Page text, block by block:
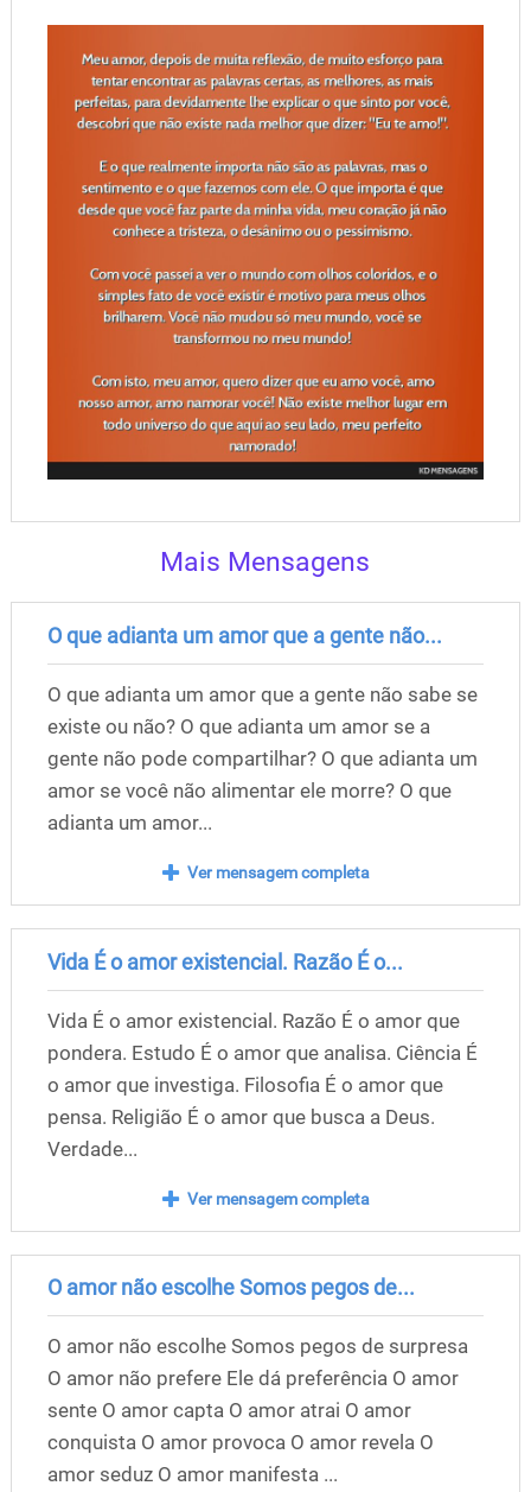
Mais Mensagens
O que adianta um amor que a gente não...
O que adianta um amor que a gente não sabe se
existe ou não? O que adianta um amor se a
gente não pode compartilhar? O que adianta um
amor se você não alimentar ele morre? O que
adianta um amor...
Ver mensagem completa
Vida É o amor existencial. Razão É o...
Vida É o amor existencial. Razão É o amor que
pondera. Estudo É o amor que analisa. Ciência É
o amor que investiga. Filosofia É o amor que
pensa. Religião É o amor que busca a Deus.
Verdade...
Ver mensagem completa
O amor não escolhe Somos pegos de...
O amor não escolhe Somos pegos de surpresa
O amor não prefere Ele dá preferência O amor
sente O amor capta O amor atrai O amor
conquista O amor provoca O amor revela O
amor seduz O amor manifesta ...